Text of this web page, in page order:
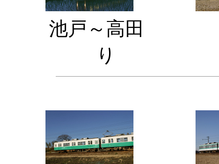
池戸～高
り 学園